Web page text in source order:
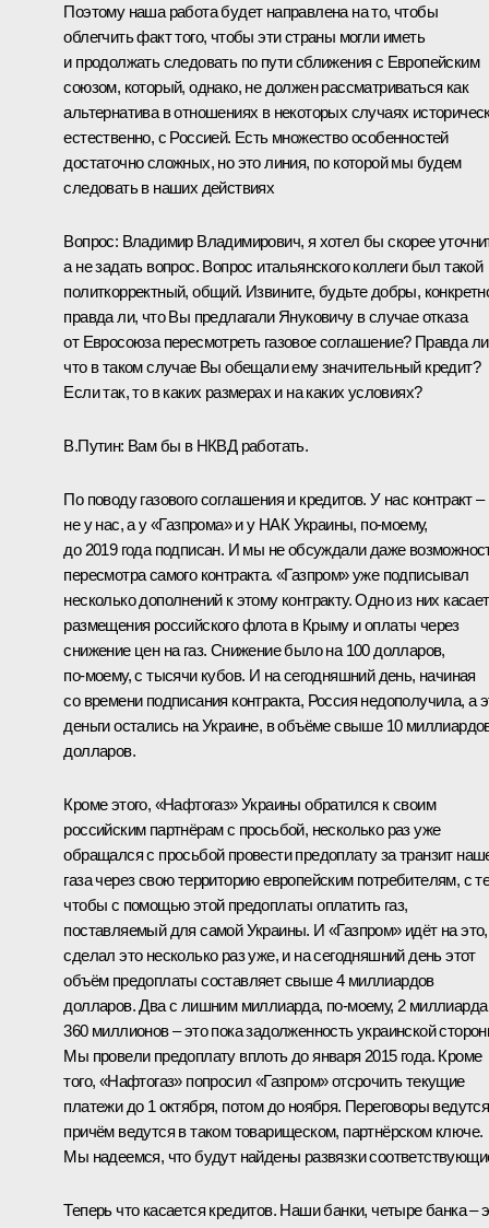
Поэтому наша работа будет направлена на то, чтобы
облегчить факт того, чтобы эти страны могли иметь
и продолжать следовать по пути сближения с Европейским
союзом, который, однако, не должен рассматриваться как
альтернатива в отношениях в некоторых случаях
естественно, с Россией. Есть множество особенностей
достаточно сложных, но это линия, по которой мы будем
следовать в наших действиях
Вопрос: Владимир Владимирович, я хотел бы скорее
а не задать вопрос. Вопрос итальянского коллеги был такой
политкорректный, общий. Извините, будьте добры,
правда ли, что Вы предлагали Януковичу в случае отказа
от Евросоюза пересмотреть газовое соглашение? Правда
что в таком случае Вы обещали ему значительный кредит?
Если так, то в каких размерах и на каких условиях?
В.Путин: Вам бы в НКВД работать.
По поводу газового соглашения и кредитов. У нас контракт –
не у нас, а у «Газпрома» и у НАК Украины, по‑моему,
до 2019 года подписан. И мы не обсуждали даже
пересмотра самого контракта. «Газпром» уже подписывал
несколько дополнений к этому контракту. Одно из них
размещения российского флота в Крыму и оплаты через
снижение цен на газ. Снижение было на 100 долларов,
по‑моему, с тысячи кубов. И на сегодняшний день, начиная
со времени подписания контракта, Россия недополучила, а
деньги остались на Украине, в объёме свыше 10
долларов.
Кроме этого, «Нафтогаз» Украины обратился к своим
российским партнёрам с просьбой, несколько раз уже
обращался с просьбой провести предоплату за транзит
газа через свою территорию европейским потребителям, с
чтобы с помощью этой предоплаты оплатить газ,
поставляемый для самой Украины. И «Газпром» идёт на это,
сделал это несколько раз уже, и на сегодняшний день этот
объём предоплаты составляет свыше 4 миллиардов
долларов. Два с лишним миллиарда, по‑моему, 2 миллиарда
360 миллионов – это пока задолженность украинской
Мы провели предоплату вплоть до января 2015 года. Кроме
того, «Нафтогаз» попросил «Газпром» отсрочить текущие
платежи до 1 октября, потом до ноября. Переговоры
причём ведутся в таком товарищеском, партнёрском ключе.
Мы надеемся, что будут найдены развязки
Теперь что касается кредитов. Наши банки, четыре банка –